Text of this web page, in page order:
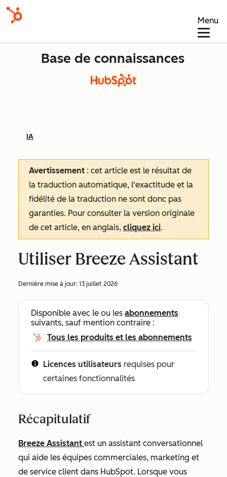
Menu
Base de connaissances
IA
Avertissement : cet article est le résultat de
la traduction automatique, l'exactitude et la
fidélité de la traduction ne sont donc pas
garanties. Pour consulter la version originale
de cet article, en anglais, cliquez ici.
Utiliser Breeze Assistant
Dernière mise à jour: 13 juillet 2026
Disponible avec le ou les abonnements
suivants, sauf mention contraire :
Tous les produits et les abonnements
Licences utilisateurs requises pour
certaines fonctionnalités
Récapitulatif
Breeze Assistant est un assistant conversationnel
qui aide les équipes commerciales, marketing et
de service client dans HubSpot. Lorsque vous